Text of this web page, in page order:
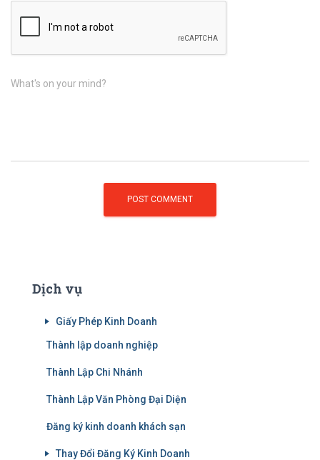
What's on your mind?
Dịch vụ
Giấy Phép Kinh Doanh
Thành lập doanh nghiệp
Thành Lập Chi Nhánh
Thành Lập Văn Phòng Đại Diện
Đăng ký kinh doanh khách sạn
Thay Đổi Đăng Ký Kinh Doanh